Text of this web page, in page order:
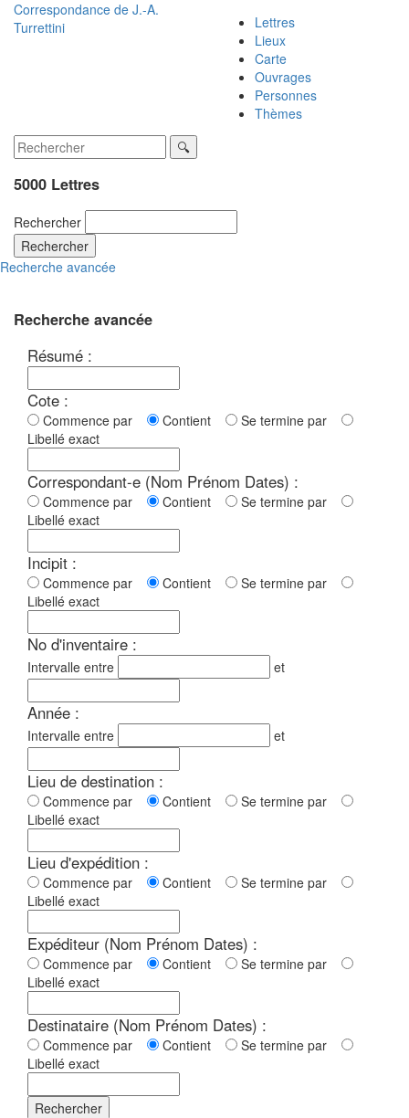
Correspondance de J.-A.
Turrettini
Lettres
Lieux
Carte
Ouvrages
Personnes
Thèmes
5000 Lettres
Rechercher
Rechercher
Recherche avancée
Recherche avancée
Résumé :
Cote :
Commence par Contient
Se termine par
Libellé exact
Correspondant-e (Nom Prénom Dates) :
Commence par Contient
Se termine par
Libellé exact
Incipit :
Commence par Contient
Se termine par
Libellé exact
No d'inventaire :
Intervalle entre et
Année :
Intervalle entre et
Lieu de destination :
Commence par Contient
Se termine par
Libellé exact
Lieu d'expédition :
Commence par Contient
Se termine par
Libellé exact
Expéditeur (Nom Prénom Dates) :
Commence par Contient
Se termine par
Libellé exact
Destinataire (Nom Prénom Dates) :
Commence par Contient
Se termine par
Libellé exact
Rechercher